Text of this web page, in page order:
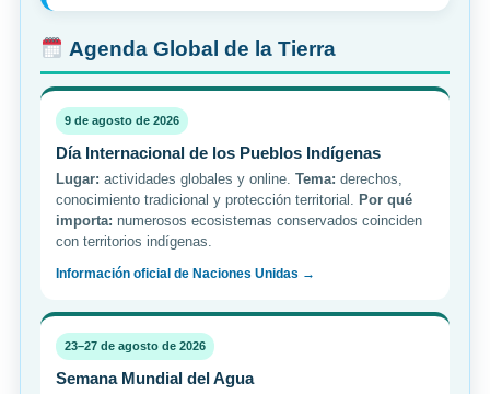
Agenda Global de la Tierra
9 de agosto de 2026
Día Internacional de los Pueblos Indígenas
Lugar: actividades globales y online. Tema: derechos,
conocimiento tradicional y protección territorial. Por qué
importa: numerosos ecosistemas conservados coinciden
con territorios indígenas.
Información oficial de Naciones Unidas →
23–27 de agosto de 2026
Semana Mundial del Agua